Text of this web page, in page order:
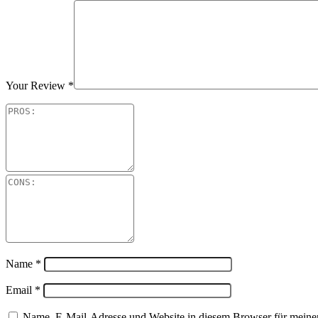
Your Review *
Name *
Email *